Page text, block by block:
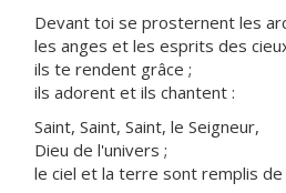
Devant toi se prosternent les
les anges et les esprits des
ils te rendent grâce ;
ils adorent et ils chantent :
Saint, Saint, Saint, le Seigneur,
Dieu de l'univers ;
le ciel et la terre sont remplis de